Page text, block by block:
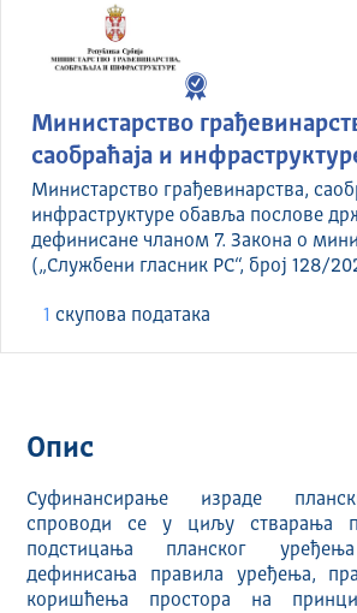
Министарство
саобраћаја и
Министарство грађевинарства,
инфраструктуре обавља послове
дефинисане чланом 7. Закона о
(„Службени гласник РС“, број 128/
1 скуповa података
Опис
Суфинансирање израде
спроводи се у циљу стварања
подстицања планског
дефинисања правила уређења,
коришћења простора на